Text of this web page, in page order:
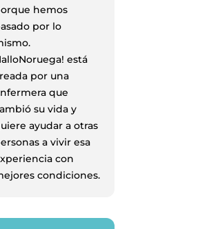
hemos
por lo
está
por una
que
su vida y
ayudar a otras
a vivir esa
con
condiciones.